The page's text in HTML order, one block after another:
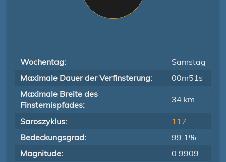
Wochentag:
Samstag
Maximale Dauer der Verfinsterung:
00m51s
Maximale Breite des
Finsternispfades:
34 km
Saroszyklus:
117
Bedeckungsgrad:
99.1%
Magnitude:
0.9909